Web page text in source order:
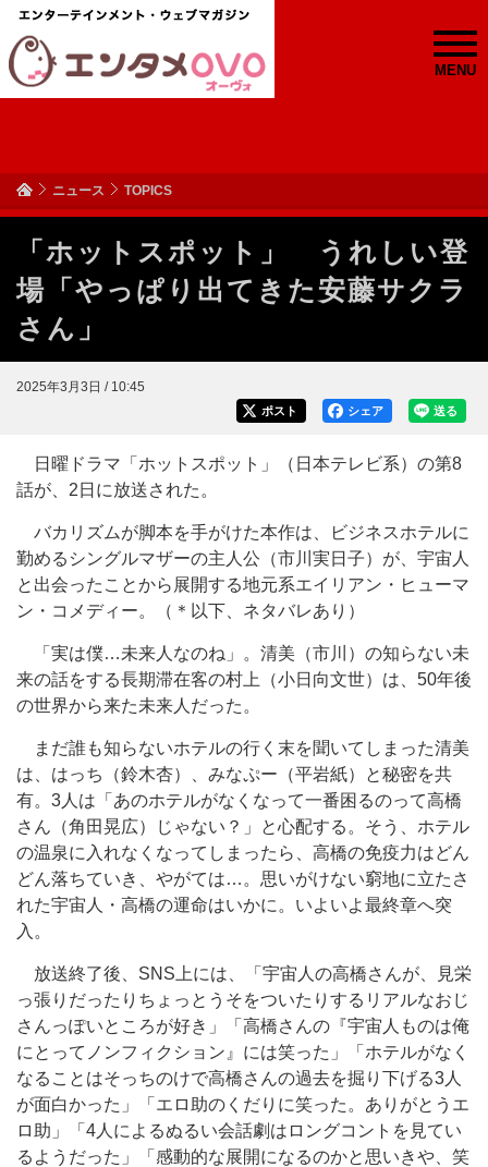
MENU
ニュース TOPICS
「ホットスポット」 うれしい登
場「やっぱり出てきた安藤サクラ
さん」
2025年3月3日 / 10:45
送る
シェア
ポスト
日曜ドラマ「ホットスポット」（日本テレビ系）の第8
話が、2日に放送された。
バカリズムが脚本を手がけた本作は、ビジネスホテルに
勤めるシングルマザーの主人公（市川実日子）が、宇宙人
と出会ったことから展開する地元系エイリアン・ヒューマ
ン・コメディー。（＊以下、ネタバレあり）
「実は僕…未来人なのね」。清美（市川）の知らない未
来の話をする長期滞在客の村上（小日向文世）は、50年後
の世界から来た未来人だった。
まだ誰も知らないホテルの行く末を聞いてしまった清美
は、はっち（鈴木杏）、みなぷー（平岩紙）と秘密を共
有。3人は「あのホテルがなくなって一番困るのって高橋
さん（角田晃広）じゃない？」と心配する。そう、ホテル
の温泉に入れなくなってしまったら、高橋の免疫力はどん
どん落ちていき、やがては…。思いがけない窮地に立たさ
れた宇宙人・高橋の運命はいかに。いよいよ最終章へ突
入。
放送終了後、SNS上には、「宇宙人の高橋さんが、見栄
っ張りだったりちょっとうそをついたりするリアルなおじ
さんっぽいところが好き」「高橋さんの『宇宙人ものは俺
にとってノンフィクション』には笑った」「ホテルがなく
なることはそっちのけで高橋さんの過去を掘り下げる3人
が面白かった」「エロ助のくだりに笑った。ありがとうエ
ロ助」「4人によるぬるい会話劇はロングコントを見てい
るようだった」「感動的な展開になるのかと思いきや、笑